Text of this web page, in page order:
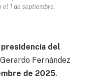
1 de septiembre.
del
Fernández
de 2025.